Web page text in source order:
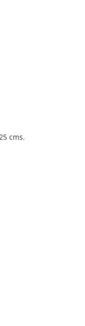
cms.